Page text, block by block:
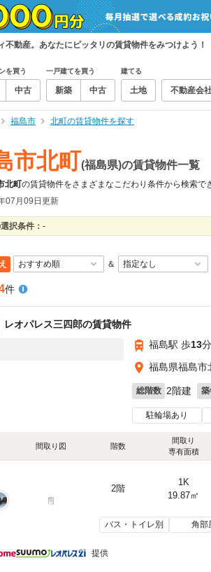
動産。あなたにピッタリの賃貸物件をみつけよう！
を買う
中古
一戸建てを買う
新築 中古
建てる
土地 不動産会
福島市 北町の賃貸物件を探す
市北町(福島県)の賃貸物件一覧
北町の賃貸物件をさまざまなこだわり条件から検索で
07月09日更新
択条件： -
＆
件
レオパレス三四郎の賃貸物件
福島駅 歩13
福島県福島市
総階数 2階建 築
駐輪場あり
間取り図 階数
間取り
専有面積
2階
1K
19.87㎡
バス・トイレ別 角部
提供